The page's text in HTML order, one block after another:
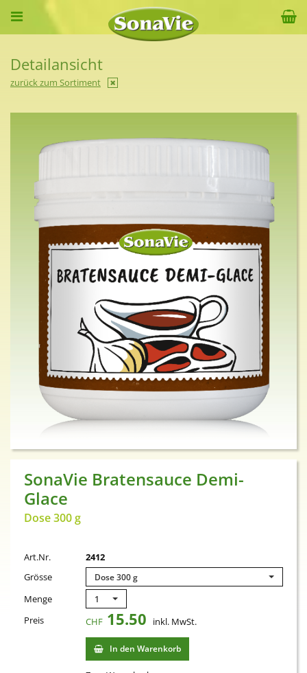
Detailansicht
zurück zum Sortiment
SonaVie Bratensauce Demi-
Glace
Dose 300 g
Art.Nr.
2412
Grösse
Dose 300 g
Menge 1
Preis CHF 15.50 inkl. MwSt.
In den Warenkorb